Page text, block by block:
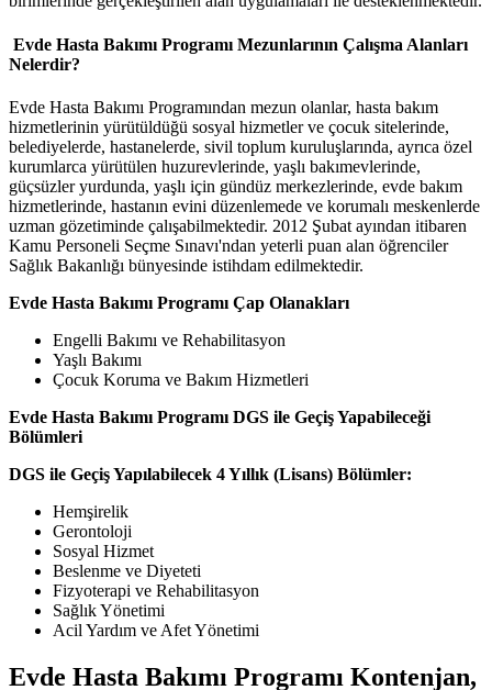
Evde Hasta Bakımı Programı Mezunlarının Çalışma Alanları
Nelerdir?
Evde Hasta Bakımı Programından mezun olanlar, hasta bakım
hizmetlerinin yürütüldüğü sosyal hizmetler ve çocuk sitelerinde,
belediyelerde, hastanelerde, sivil toplum kuruluşlarında, ayrıca özel
kurumlarca yürütülen huzurevlerinde, yaşlı bakımevlerinde,
güçsüzler yurdunda, yaşlı için gündüz merkezlerinde, evde bakım
hizmetlerinde, hastanın evini düzenlemede ve korumalı meskenlerde
uzman gözetiminde çalışabilmektedir. 2012 Şubat ayından itibaren
Kamu Personeli Seçme Sınavı'ndan yeterli puan alan öğrenciler
Sağlık Bakanlığı bünyesinde istihdam edilmektedir.
Evde Hasta Bakımı Programı Çap Olanakları
Engelli Bakımı ve Rehabilitasyon
Yaşlı Bakımı
Çocuk Koruma ve Bakım Hizmetleri
Evde Hasta Bakımı Programı DGS ile Geçiş Yapabileceği
Bölümleri
DGS ile Geçiş Yapılabilecek 4 Yıllık (Lisans) Bölümler:
Hemşirelik
Gerontoloji
Sosyal Hizmet
Beslenme ve Diyeteti
Fizyoterapi ve Rehabilitasyon
Sağlık Yönetimi
Acil Yardım ve Afet Yönetimi
Evde Hasta Bakımı Programı Kontenjan,